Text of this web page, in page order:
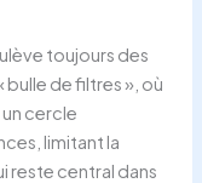
toujours des
de filtres », où
cercle
limitant la
reste central dans